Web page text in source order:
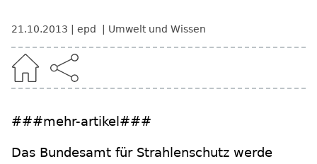
21.10.2013 epd Umwelt und Wissen
###mehr-artikel###
Das Bundesamt für Strahlenschutz werde